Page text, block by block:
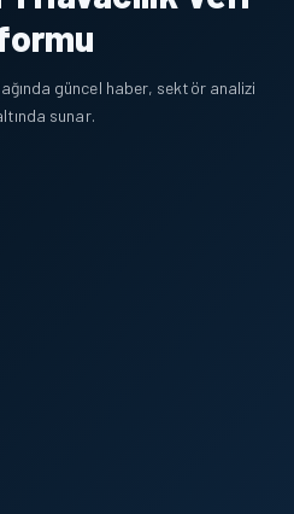
güncel haber, sektör analizi
sunar.